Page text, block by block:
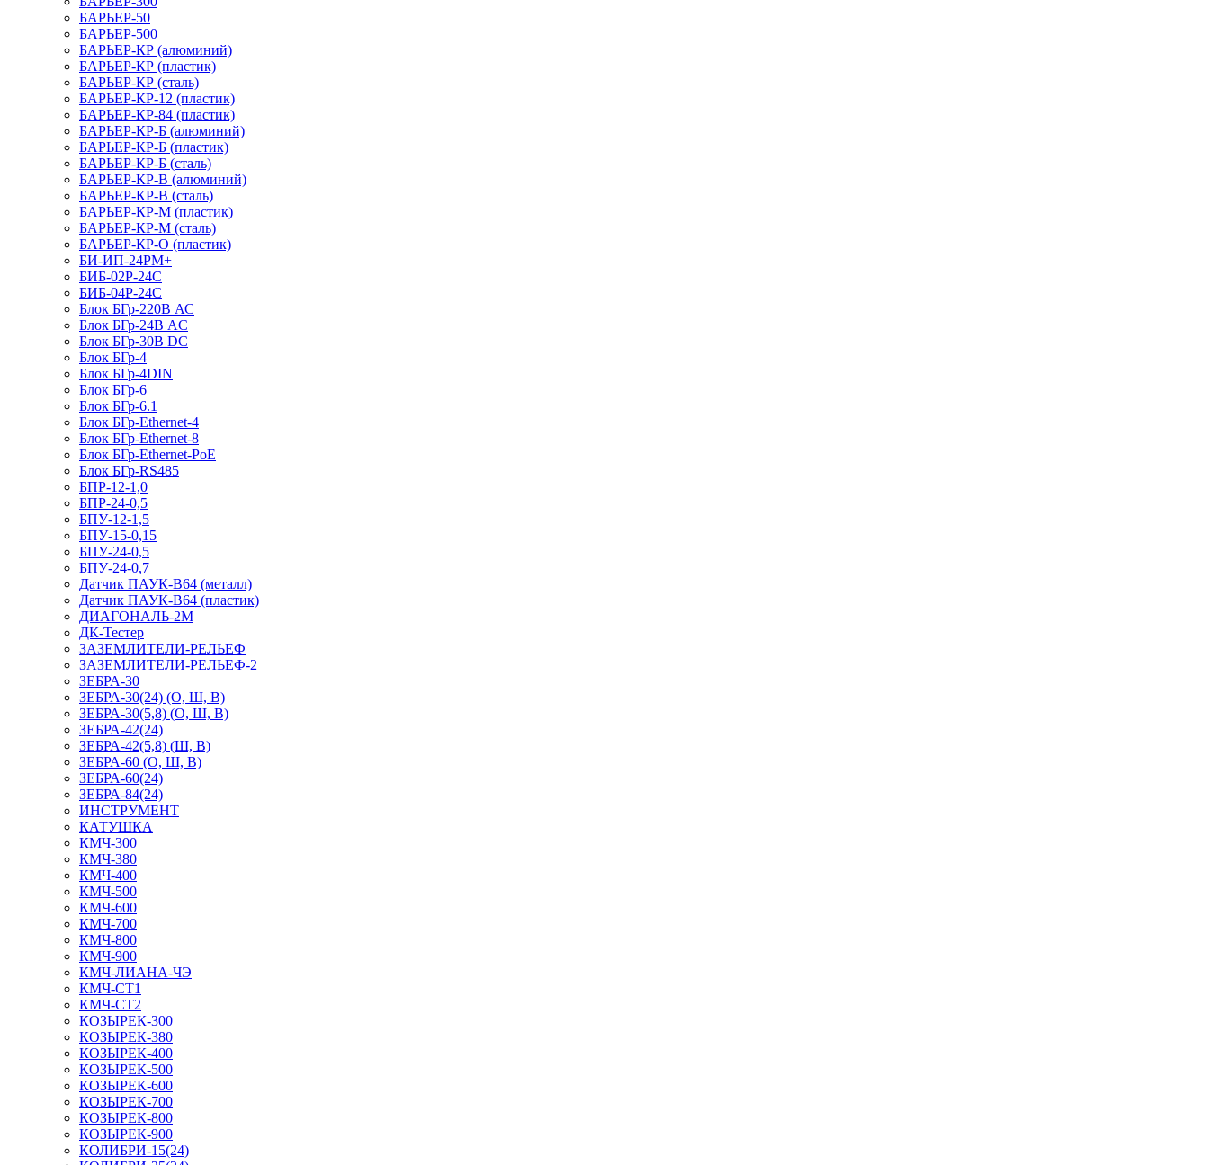
БАРЬЕР-50
БАРЬЕР-500
БАРЬЕР-КР (алюминий)
БАРЬЕР-КР (пластик)
БАРЬЕР-КР (сталь)
БАРЬЕР-КР-12 (пластик)
БАРЬЕР-КР-84 (пластик)
БАРЬЕР-КР-Б (алюминий)
БАРЬЕР-КР-Б (пластик)
БАРЬЕР-КР-Б (сталь)
БАРЬЕР-КР-В (алюминий)
БАРЬЕР-КР-В (сталь)
БАРЬЕР-КР-М (пластик)
БАРЬЕР-КР-М (сталь)
БАРЬЕР-КР-О (пластик)
БИ-ИП-24РМ+
БИБ-02Р-24С
БИБ-04Р-24С
Блок БГр-220В АС
Блок БГр-24В AC
Блок БГр-30В DC
Блок БГр-4
Блок БГр-4DIN
Блок БГр-6
Блок БГр-6.1
Блок БГр-Ethernet-4
Блок БГр-Ethernet-8
Блок БГр-Ethernet-PoE
Блок БГр-RS485
БПР-12-1,0
БПР-24-0,5
БПУ-12-1,5
БПУ-15-0,15
БПУ-24-0,5
БПУ-24-0,7
Датчик ПАУК-В64 (металл)
Датчик ПАУК-В64 (пластик)
ДИАГОНАЛЬ-2М
ДК-Тестер
ЗАЗЕМЛИТЕЛИ-РЕЛЬЕФ
ЗАЗЕМЛИТЕЛИ-РЕЛЬЕФ-2
ЗЕБРА-30
ЗЕБРА-30(24) (О, Ш, В)
ЗЕБРА-30(5,8) (О, Ш, В)
ЗЕБРА-42(24)
ЗЕБРА-42(5,8) (Ш, В)
ЗЕБРА-60 (О, Ш, В)
ЗЕБРА-60(24)
ЗЕБРА-84(24)
ИНСТРУМЕНТ
КАТУШКА
КМЧ-300
КМЧ-380
КМЧ-400
КМЧ-500
КМЧ-600
КМЧ-700
КМЧ-800
КМЧ-900
КМЧ-ЛИАНА-ЧЭ
КМЧ-СТ1
КМЧ-СТ2
КОЗЫРЕК-300
КОЗЫРЕК-380
КОЗЫРЕК-400
КОЗЫРЕК-500
КОЗЫРЕК-600
КОЗЫРЕК-700
КОЗЫРЕК-800
КОЗЫРЕК-900
КОЛИБРИ-15(24)